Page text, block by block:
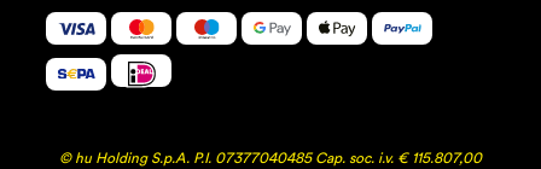
© hu Holding S.p.A. P.I. 07377040485 Cap. soc. i.v. € 115.807,00